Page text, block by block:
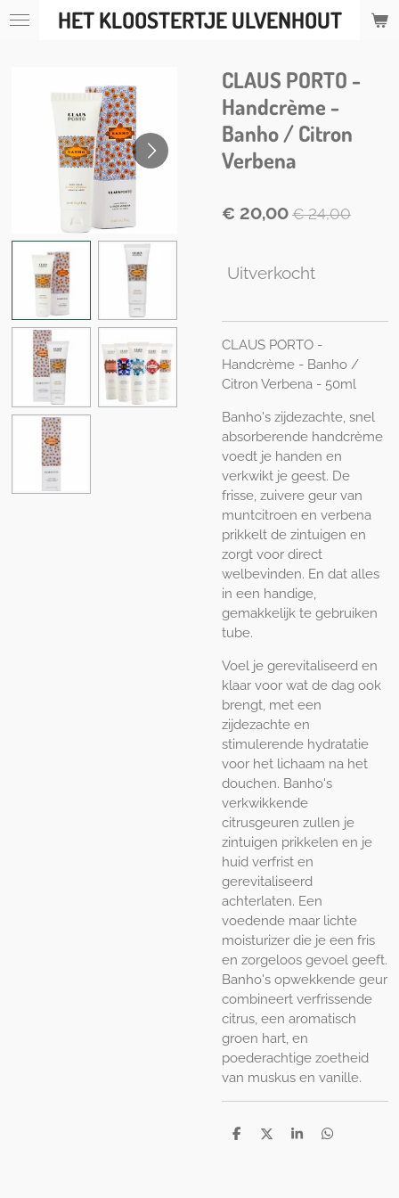
Ga
hoofdinhoud
HET KLOOSTERTJE ULVENHOUT
CLAUS PORTO -
Handcrème -
Banho / Citron
Verbena
€ 20,00 € 24,00
Uitverkocht
CLAUS PORTO -
Handcrème - Banho /
Citron Verbena - 50ml
Banho's zijdezachte, snel
absorberende handcrème
voedt je handen en
verkwikt je geest. De
frisse, zuivere geur van
muntcitroen en verbena
prikkelt de zintuigen en
zorgt voor direct
welbevinden. En dat alles
in een handige,
gemakkelijk te gebruiken
tube.
Voel je gerevitaliseerd en
klaar voor wat de dag ook
brengt, met een
zijdezachte en
stimulerende hydratatie
voor het lichaam na het
douchen. Banho's
verkwikkende
citrusgeuren zullen je
zintuigen prikkelen en je
huid verfrist en
gerevitaliseerd
achterlaten. Een
voedende maar lichte
moisturizer die je een fris
en zorgeloos gevoel geeft.
Banho's opwekkende geur
combineert verfrissende
citrus, een aromatisch
groen hart, en
poederachtige zoetheid
van muskus en vanille.
D
D
S
D